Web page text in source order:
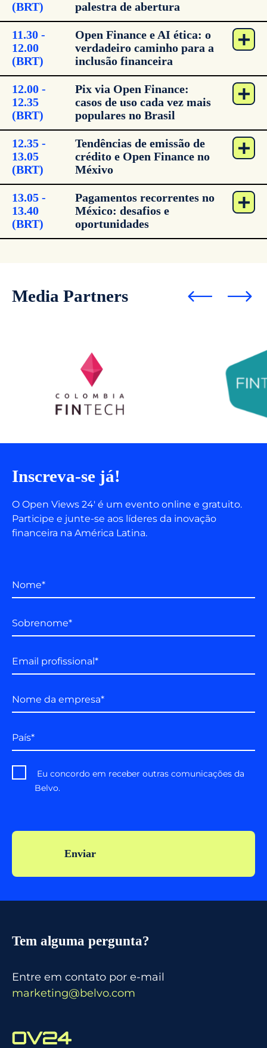
(BRT) palestra de abertura
11.30 -
12.00
(BRT)
Open Finance e AI ética: o
verdadeiro caminho para a
inclusão financeira
12.00 -
12.35
(BRT)
Pix via Open Finance:
casos de uso cada vez mais
populares no Brasil
12.35 -
13.05
(BRT)
Tendências de emissão de
crédito e Open Finance no
Méxivo
13.05 -
13.40
(BRT)
Pagamentos recorrentes no
México: desafios e
oportunidades
Media Partners
Inscreva-se já!
O Open Views 24′ é um evento online e gratuito.
Participe e junte-se aos líderes da inovação
financeira na América Latina.
Nome*
Sobrenome*
Email profissional*
Nome da empresa*
País*
Eu concordo em receber outras comunicações da
Belvo.
Tem alguma pergunta?
Entre em contato por e-mail
marketing@belvo.com